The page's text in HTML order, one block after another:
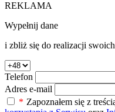
REKLAMA
Wypełnij dane
i zbliż się do realizacji
Telefon
Adres e-mail
* Zapoznałem się z